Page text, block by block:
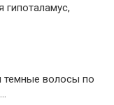
темные волосы по